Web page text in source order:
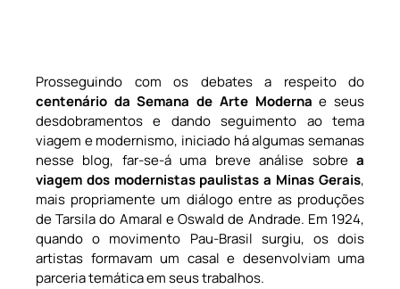
Prosseguindo com os debates a respeito do
centenário da Semana de Arte Moderna e seus
desdobramentos e dando seguimento ao tema
viagem e modernismo, iniciado há algumas semanas
nesse blog, far-se-á uma breve análise sobre a
viagem dos modernistas paulistas a Minas Gerais,
mais propriamente um diálogo entre as produções
de Tarsila do Amaral e Oswald de Andrade. Em 1924,
quando o movimento Pau-Brasil surgiu, os dois
artistas formavam um casal e desenvolviam uma
parceria temática em seus trabalhos.